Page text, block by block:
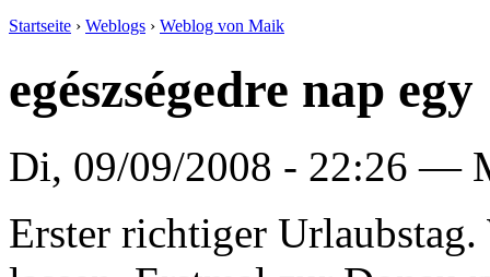
Startseite › Weblogs › Weblog von Maik
egészségedre nap egy
Di, 09/09/2008 - 22:26 —
Erster richtiger